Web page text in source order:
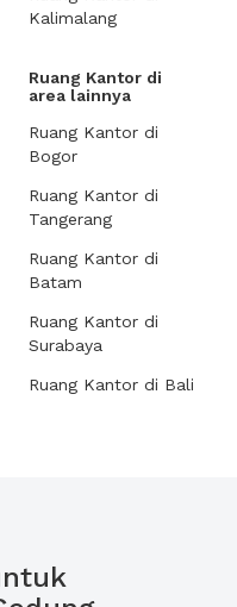
Kalimalang
Ruang Kantor di
area lainnya
Ruang Kantor di
Bogor
Ruang Kantor di
Tangerang
Ruang Kantor di
Batam
Ruang Kantor di
Surabaya
Ruang Kantor di Bali